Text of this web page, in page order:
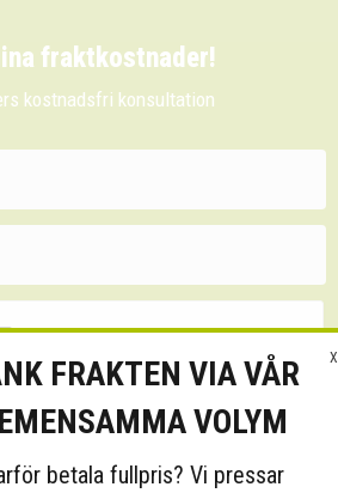
fraktkostnader!
kostnadsfri konsultation
Skicka
X
FRAKTEN VIA VÅR
VOLYM
betala fullpris? Vi pressar